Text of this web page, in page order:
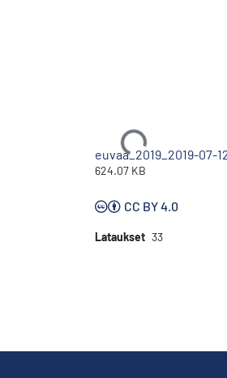
Ladataan...
euvaa_2019_2019-07-
624.07 KB
CC BY 4.0
Lataukset 33